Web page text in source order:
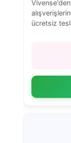
ücretsiz